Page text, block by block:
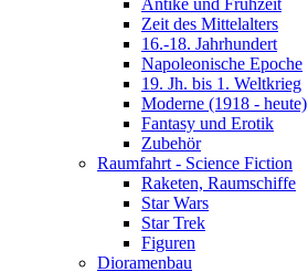
Antike und Frühzeit
Zeit des Mittelalters
16.-18. Jahrhundert
Napoleonische Epoche
19. Jh. bis 1. Weltkrieg
Moderne (1918 - heute)
Fantasy und Erotik
Zubehör
Raumfahrt - Science Fiction
Raketen, Raumschiffe
Star Wars
Star Trek
Figuren
Dioramenbau